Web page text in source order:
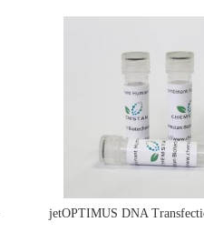
jetOPTIMUS DNA